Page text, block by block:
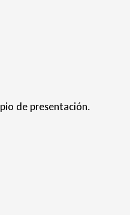
de presentación.